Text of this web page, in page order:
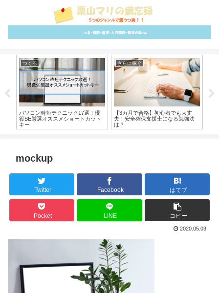
つくる
パソコン時短テクニック17選！現
役SE厳選オススメショートカット
キー
さらに稼ぐ
【3カ月で合格】初心者でも大丈
夫！安全確保支援士になる勉強法
は？
mockup
Twitter Facebook はてブ
Pocket LINE コピー
2020.05.03